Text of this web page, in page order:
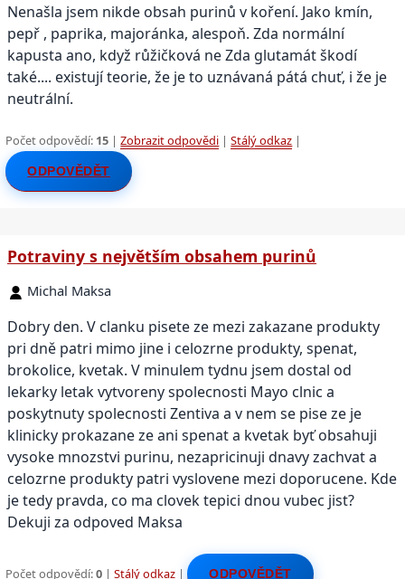
Nenašla jsem nikde obsah purinů v koření. Jako kmín,
pepř , paprika, majoránka, alespoň. Zda normální
kapusta ano, když růžičková ne Zda glutamát škodí
také.... existují teorie, že je to uznávaná pátá chuť, i že je
neutrální.
Počet odpovědí: 15 |Zobrazit odpovědi |Stálý odkaz |
ODPOVĚDĚT
Potraviny s největším obsahem purinů
Michal Maksa
Dobry den. V clanku pisete ze mezi zakazane produkty
pri dně patri mimo jine i celozrne produkty, spenat,
brokolice, kvetak. V minulem tydnu jsem dostal od
lekarky letak vytvoreny spolecnosti Mayo clnic a
poskytnuty spolecnosti Zentiva a v nem se pise ze je
klinicky prokazane ze ani spenat a kvetak byť obsahuji
vysoke mnozstvi purinu, nezapricinuji dnavy zachvat a
celozrne produkty patri vyslovene mezi doporucene. Kde
je tedy pravda, co ma clovek tepici dnou vubec jist?
Dekuji za odpoved Maksa
Počet odpovědí:0 |Stálý odkaz | ODPOVĚDĚT